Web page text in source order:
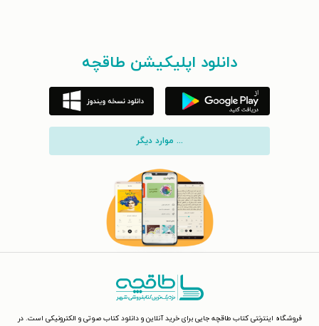
دانلود اپلیکیشن طاقچه
... موارد دیگر
فروشگاه اینترنتی کتاب طاقچه جایی برای خرید آنلاین و دانلود کتاب صوتی و الکترونیکی است. در